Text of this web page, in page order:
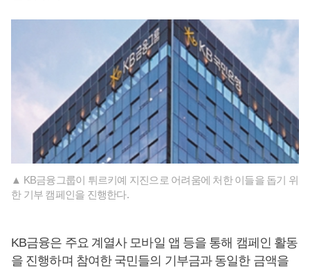
▲ KB금융그룹이 튀르키예 지진으로 어려움에 처한 이들을 돕기 위
한 기부 캠페인을 진행한다.
KB금융은 주요 계열사 모바일 앱 등을 통해 캠페인 활동
을 진행하며 참여한 국민들의 기부금과 동일한 금액을